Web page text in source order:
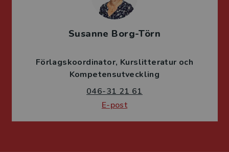
Susanne Borg-Törn
Förlagskoordinator Kurslitteratur och
Kompetensutveckling
046-31 21 61
E-post